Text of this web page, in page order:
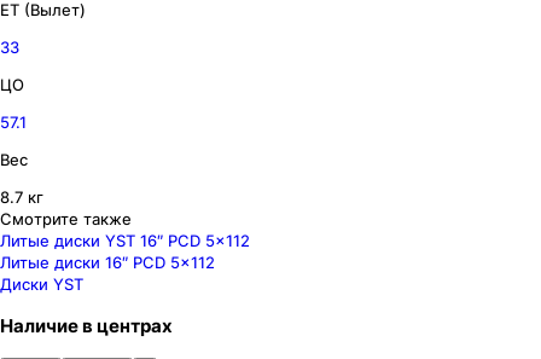
ET (Вылет)
33
ЦО
57.1
Вес
8.7 кг
Смотрите также
Литые диски YST 16″ PCD 5x112
Литые диски 16″ PCD 5x112
Диски YST
Наличиев центрах